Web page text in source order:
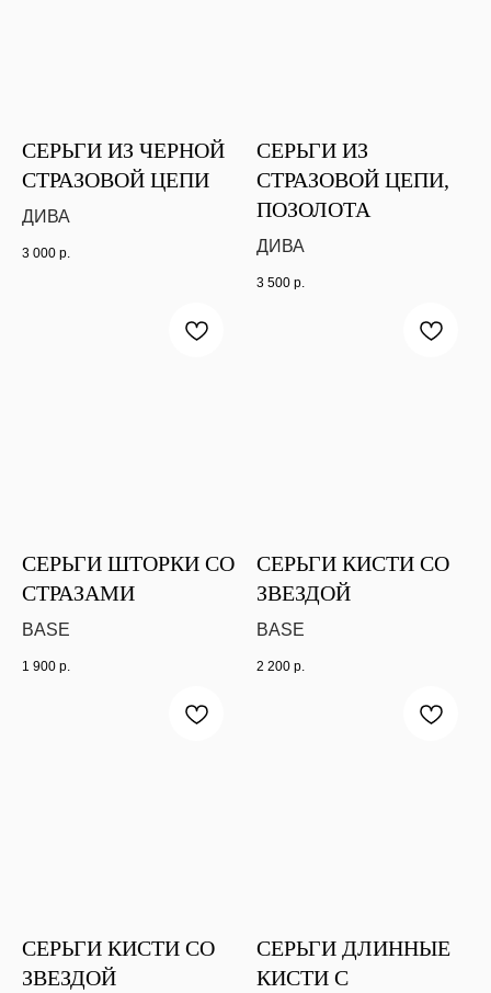
СЕРЬГИ ИЗ ЧЕРНОЙ
СТРАЗОВОЙ ЦЕПИ
ДИВА
3 000 р.
СЕРЬГИ ИЗ
СТРАЗОВОЙ ЦЕПИ,
ПОЗОЛОТА
ДИВА
3 500 р.
СЕРЬГИ ШТОРКИ СО
СТРАЗАМИ
BASE
1 900 р.
СЕРЬГИ КИСТИ СО
ЗВЕЗДОЙ
BASE
2 200 р.
СЕРЬГИ КИСТИ СО
ЗВЕЗДОЙ
СЕРЬГИ ДЛИННЫЕ
КИСТИ С